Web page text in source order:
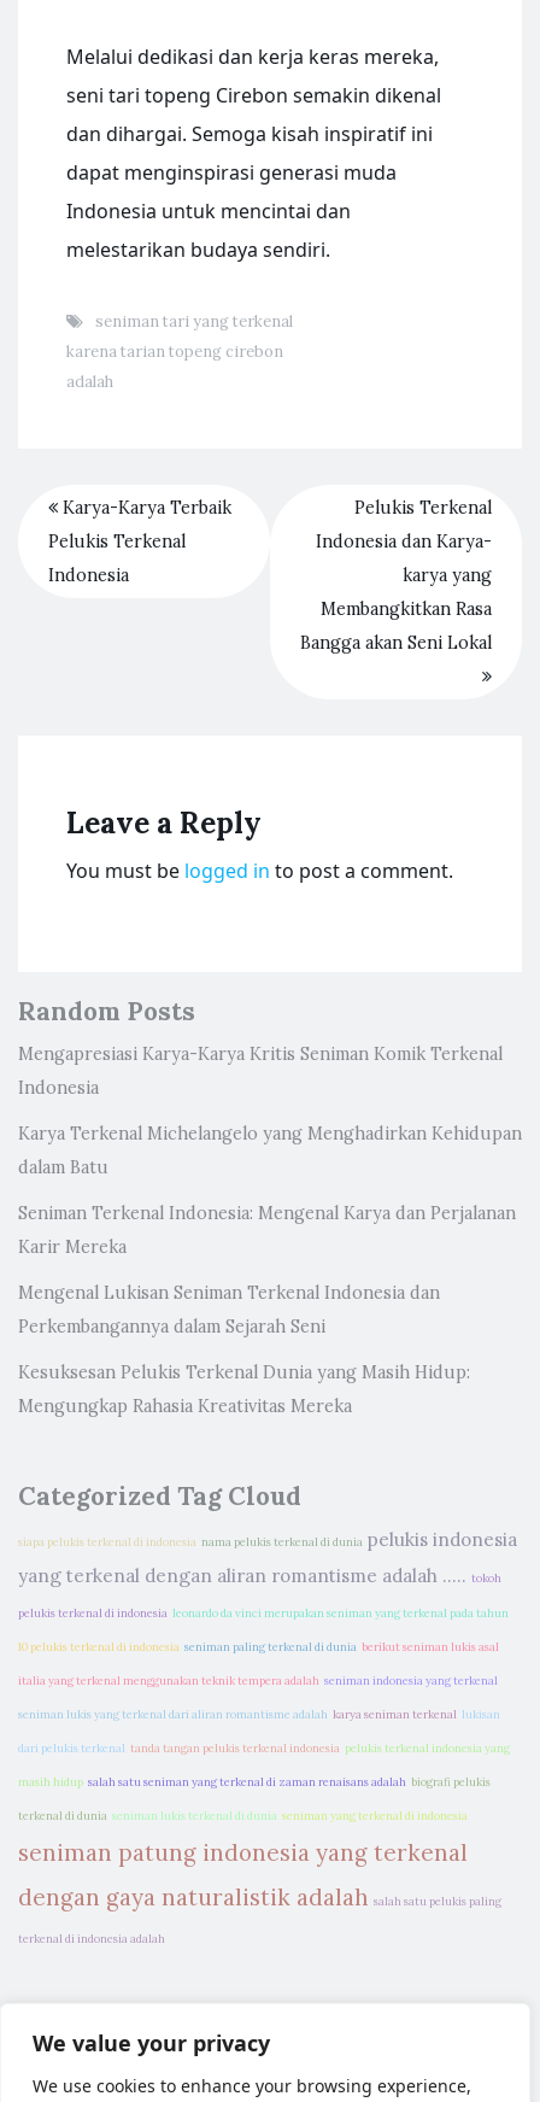
We value your privacy
We use cookies to enhance your browsing experience,
Melalui dedikasi dan kerja keras mereka,
seni tari topeng Cirebon semakin dikenal
dan dihargai. Semoga kisah inspiratif ini
dapat menginspirasi generasi muda
Indonesia untuk mencintai dan
melestarikan budaya sendiri.
seniman tari yang terkenal
karena tarian topeng cirebon
adalah
Karya-Karya Terbaik
Pelukis Terkenal
Indonesia
Pelukis Terkenal
Indonesia dan Karya-
karya yang
Membangkitkan Rasa
Bangga akan Seni Lokal
Leave a Reply
You must be logged in to post a comment.
Random Posts
Mengapresiasi Karya-Karya Kritis Seniman Komik Terkenal
Indonesia
Karya Terkenal Michelangelo yang Menghadirkan Kehidupan
dalam Batu
Seniman Terkenal Indonesia: Mengenal Karya dan Perjalanan
Karir Mereka
Mengenal Lukisan Seniman Terkenal Indonesia dan
Perkembangannya dalam Sejarah Seni
Kesuksesan Pelukis Terkenal Dunia yang Masih Hidup:
Mengungkap Rahasia Kreativitas Mereka
Categorized Tag Cloud
siapa pelukis terkenal di indonesia nama pelukis terkenal di dunia pelukis indonesia
yang terkenal dengan aliran romantisme adalah ..... tokoh
pelukis terkenal di indonesia leonardo da vinci merupakan seniman yang terkenal pada tahun
10 pelukis terkenal di indonesia seniman paling terkenal di dunia berikut seniman lukis asal
italia yang terkenal menggunakan teknik tempera adalah seniman indonesia yang terkenal
seniman lukis yang terkenal dari aliran romantisme adalah karya seniman terkenal lukisan
dari pelukis terkenal tanda tangan pelukis terkenal indonesia pelukis terkenal indonesia yang
masih hidup salah satu seniman yang terkenal di zaman renaisans adalah biografi pelukis
terkenal di dunia seniman lukis terkenal di dunia seniman yang terkenal di indonesia
seniman patung indonesia yang terkenal
dengan gaya naturalistik adalah salah satu pelukis paling
terkenal di indonesia adalah